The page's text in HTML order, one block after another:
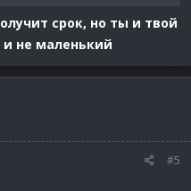
срок, но ты и твой
и не маленький
#5